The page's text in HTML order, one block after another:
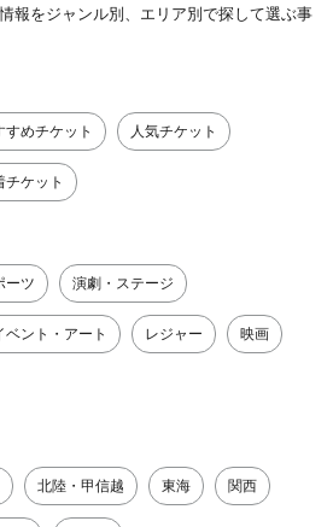
報をジャンル別、エリア別で探して選ぶ事
すめチケット 人気チケット
チケット
ーツ 演劇・ステージ
ベント・アート レジャー 映画
北陸・甲信越 東海 関西